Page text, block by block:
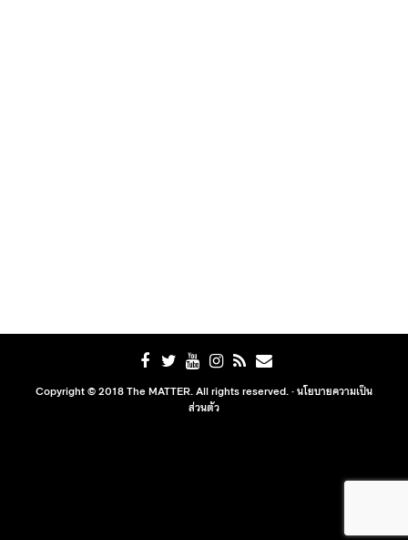
Copyright © 2018 The MATTER. All rights reserved. ·นโยบายความเป็น
ส่วนตัว